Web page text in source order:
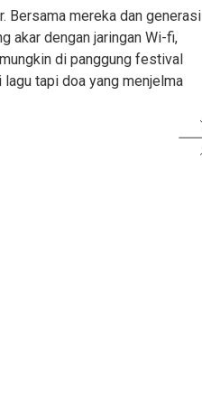
Bersama mereka dan generasi
akar dengan jaringan Wi-fi,
di panggung festival
tapi doa yang menjelma